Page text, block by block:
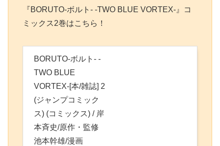
『BORUTO-ボルト- -TWO BLUE VORTEX-』コ
ミックス2巻はこちら！
BORUTO-ボルト- -
TWO BLUE
VORTEX-[本/雑誌] 2
(ジャンプコミック
ス) (コミックス) / 岸
本斉史/原作・監修
池本幹雄/漫画